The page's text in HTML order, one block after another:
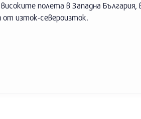
полета в Западна България,
от изток-североизток.